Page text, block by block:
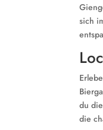
sich
du
die